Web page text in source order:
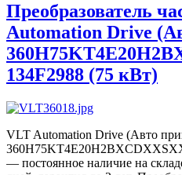
Преобразователь
Automation Drive
134F2988 (75 кВт)
VLT Automation Drive (Авто
— постоянное наличие на